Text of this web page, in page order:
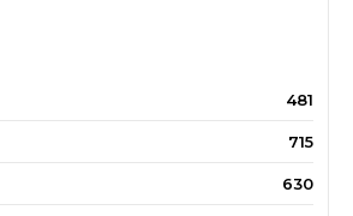
481
715
630